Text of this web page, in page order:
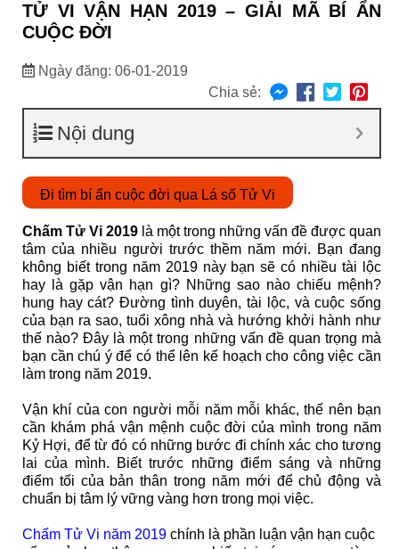
TỬ VI VẬN HẠN 2019 – GIẢI MÃ BÍ ẨN
CUỘC ĐỜI
Ngày đăng: 06-01-2019
Chia sẻ:
Nội dung
Đi tìm bí ẩn cuộc đời qua Lá số Tử Vi
Chấm Tử Vi 2019 là một trong những vấn đề được quan
tâm của nhiều người trước thềm năm mới. Bạn đang
không biết trong năm 2019 này bạn sẽ có nhiều tài lộc
hay là gặp vận hạn gì? Những sao nào chiếu mệnh?
hung hay cát? Đường tình duyên, tài lộc, và cuộc sống
của bạn ra sao, tuổi xông nhà và hướng khởi hành như
thế nào? Đây là một trong những vấn đề quan trọng mà
bạn cần chú ý để có thể lên kế hoạch cho công việc cần
làm trong năm 2019.
Vận khí của con người mỗi năm mỗi khác, thế nên bạn
cần khám phá vận mệnh cuộc đời của mình trong năm
Kỷ Hợi, để từ đó có những bước đi chính xác cho tương
lai của mình. Biết trước những điểm sáng và những
điểm tối của bản thân trong năm mới để chủ động và
chuẩn bị tâm lý vững vàng hơn trong mọi việc.
Chấm Tử Vi năm 2019 chính là phần luận vận hạn cuộc